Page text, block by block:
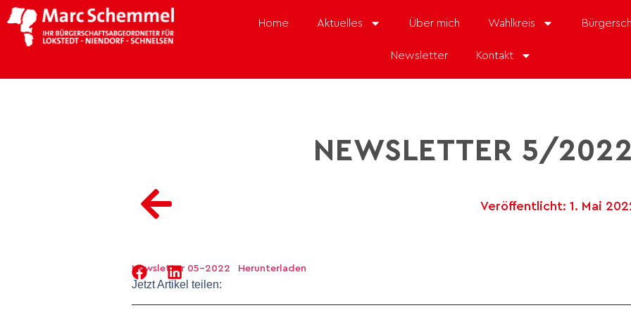
Home Aktuelles Über mich Wahlkreis
Newsletter Kontakt
NEWSLETTER 5/2022
Veröffentlicht: 1. Mai
Newsletter 05-2022 Herunterladen
Jetzt Artikel teilen: